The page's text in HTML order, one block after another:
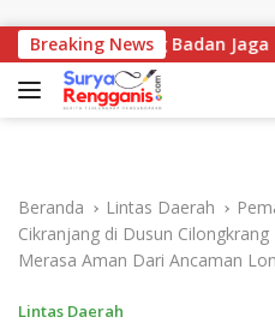
Breaking News
Pasang Badan Jaga
Beranda Lintas Daerah
Cikranjang di Dusun
Merasa Aman Dari Ancaman
Lintas Daerah